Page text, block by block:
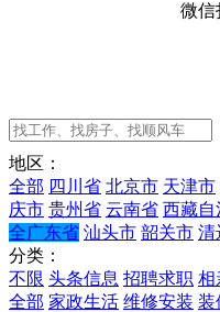
微信
地区：
全部 四川省 北京市 天津市
庆市 贵州省 云南省 西藏自
全广东省 汕头市 韶关市 清
分类：
不限 头条信息 招聘求职 相
全部 家政生活 维修安装 装